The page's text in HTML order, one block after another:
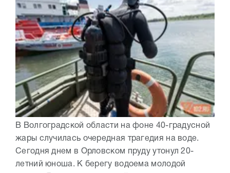
В Волгоградской области на фоне 40-градусной
жары случилась очередная трагедия на воде.
Сегодня днем в Орловском пруду утонул 20-
летний юноша. К берегу водоема молодой